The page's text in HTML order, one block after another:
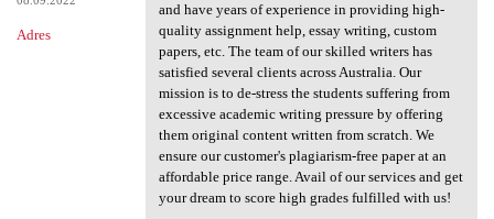
Adres
and have years of experience in providing high-
quality assignment help, essay writing, custom
papers, etc. The team of our skilled writers has
satisfied several clients across Australia. Our
mission is to de-stress the students suffering from
excessive academic writing pressure by offering
them original content written from scratch. We
ensure our customer's plagiarism-free paper at an
affordable price range. Avail of our services and get
your dream to score high grades fulfilled with us!